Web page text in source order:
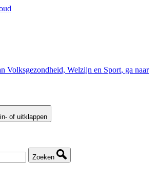
Volksgezondheid, Welzijn en Sport, ga naar
of uitklappen
19
Zoeken